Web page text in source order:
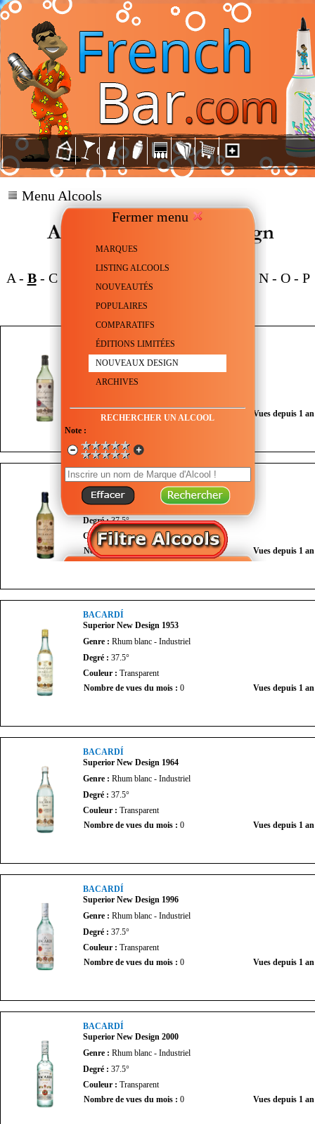
Fermer menu
MARQUES
LISTING ALCOOLS
NOUVEAUTÉS
POPULAIRES
COMPARATIFS
ÉDITIONS LIMITÉES
NOUVEAUX DESIGN
ARCHIVES
RECHERCHER UN ALCOOL
Note :
Menu Alcools
A- B- C- - N- O- P
- R-S-
BACARDÍ
Genre :Rhum - Industriel
Degré :44.5°
Nombre de vues du mois : 0 Vues depuis 1
BACARDÍ
Superior New Design 1938
Genre :Rhum blanc - Industriel
Degré :37.5°
Couleur : Transparent
Nombre de vues du mois :0 Vues depuis 1
BACARDÍ
Superior New Design 1953
Genre : Rhum blanc - Industriel
Degré : 37.5°
Couleur : Transparent
Nombre de vues du mois : 0 Vues depuis 1
BACARDÍ
Superior New Design 1964
Genre : Rhum blanc - Industriel
Degré : 37.5°
Couleur : Transparent
Nombre de vues du mois : 0 Vues depuis 1
BACARDÍ
Superior New Design 1996
Genre : Rhum blanc - Industriel
Degré : 37.5°
Couleur : Transparent
Nombre de vues du mois : 0 Vues depuis 1
BACARDÍ
Superior New Design 2000
Genre : Rhum blanc - Industriel
Degré : 37.5°
Couleur : Transparent
Nombre de vues du mois : 0 Vues depuis 1